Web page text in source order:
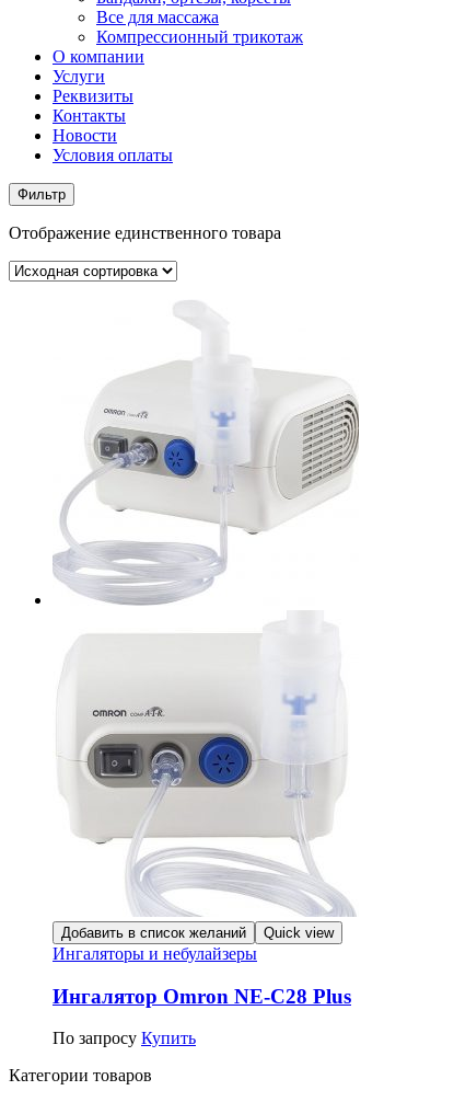
Все для массажа
Компрессионный трикотаж
О компании
Услуги
Реквизиты
Контакты
Новости
Условия оплаты
Фильтр
Отображение единственного товара
Добавить в список желаний Quick view
Ингаляторы и небулайзеры
Ингалятор Omron NE-C28 Plus
По запросу Купить
Категории товаров